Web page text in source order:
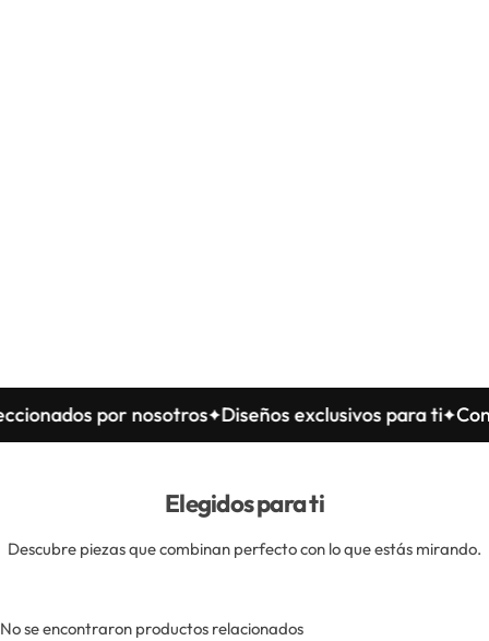
por nosotros Diseños exclusivos para ti
Elegidos para ti
Descubre piezas que combinan perfecto con lo que estás mirando.
No se encontraron productos relacionados